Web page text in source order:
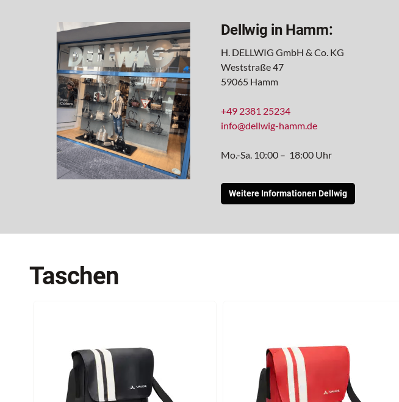
Dellwig in Hamm:
H. DELLWIG GmbH & Co. KG
Weststraße 47
59065 Hamm
+49 2381 25234
info@dellwig-hamm.de
Mo.-Sa. 10:00 – 18:00 Uhr
Weitere Informationen Dellwig
Taschen